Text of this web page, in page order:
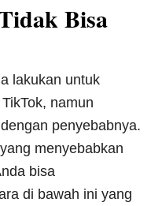
Bisa
lakukan untuk
namun
penyebabnya.
menyebabkan
bisa
di bawah ini yang